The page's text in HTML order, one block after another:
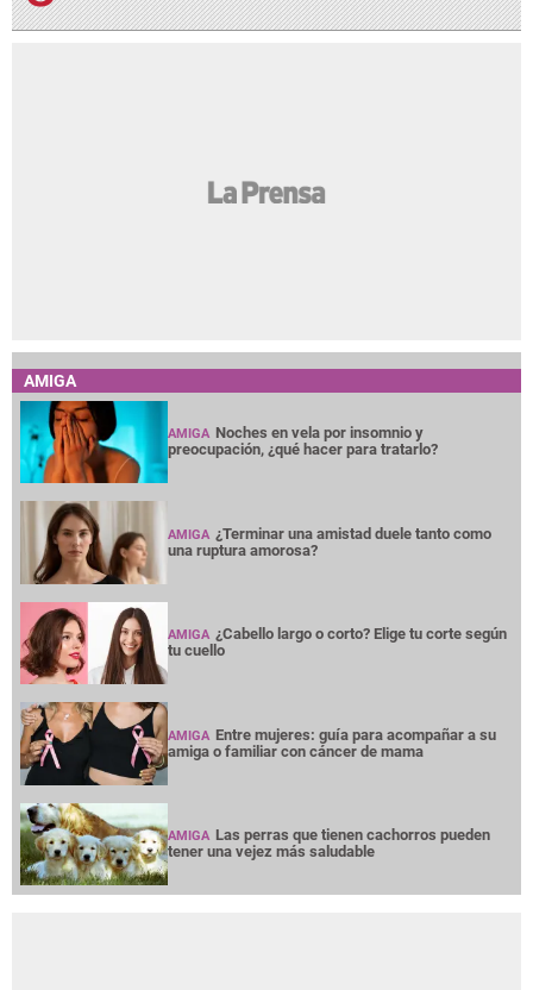
AMIGA
AMIGA Noches en vela por insomnio y
preocupación, ¿qué hacer para tratarlo?
AMIGA ¿Terminar una amistad duele tanto como
una ruptura amorosa?
AMIGA ¿Cabello largo o corto? Elige tu corte según
tu cuello
AMIGA Entre mujeres: guía para acompañar a su
amiga o familiar con cáncer de mama
AMIGA Las perras que tienen cachorros pueden
tener una vejez más saludable